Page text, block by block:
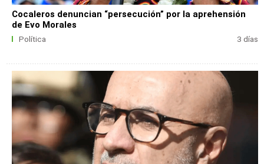
Cocaleros denuncian “persecución” por la aprehensión
de Evo Morales
Política 3 días